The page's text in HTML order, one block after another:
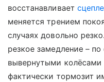
восстанавливает
меняется трением
случаях довольно
резкое замедление –
вывернутыми колёсами
фактически тормозит